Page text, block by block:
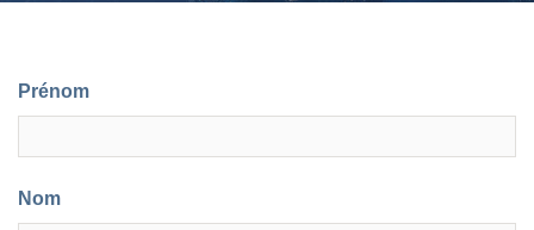
Prénom
Nom